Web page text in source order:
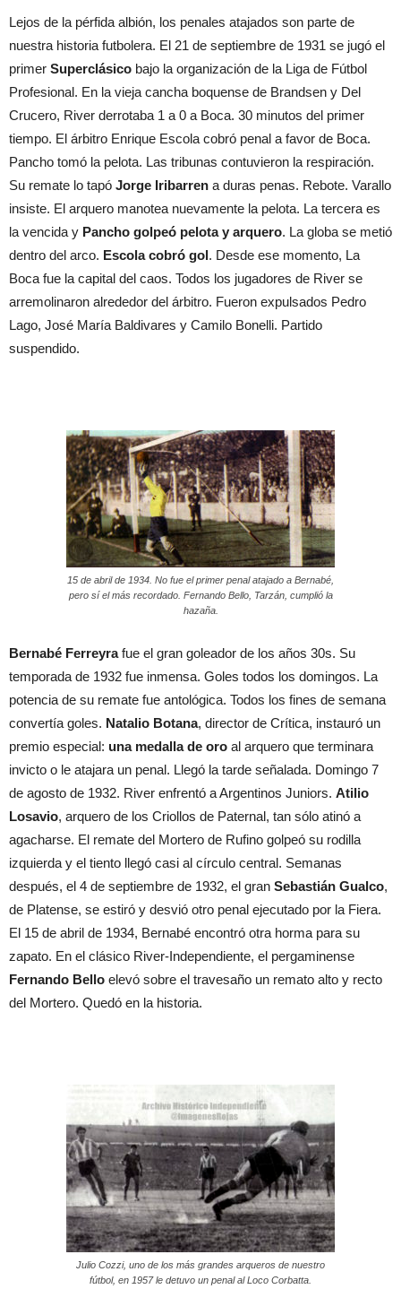
Lejos de la pérfida albión, los penales atajados son parte de
nuestra historia futbolera. El 21 de septiembre de 1931 se jugó el
primer Superclásico bajo la organización de la Liga de Fútbol
Profesional. En la vieja cancha boquense de Brandsen y Del
Crucero, River derrotaba 1 a 0 a Boca. 30 minutos del primer
tiempo. El árbitro Enrique Escola cobró penal a favor de Boca.
Pancho tomó la pelota. Las tribunas contuvieron la respiración.
Su remate lo tapó Jorge Iribarren a duras penas. Rebote. Varallo
insiste. El arquero manotea nuevamente la pelota. La tercera es
la vencida y Pancho golpeó pelota y arquero. La globa se metió
dentro del arco. Escola cobró gol. Desde ese momento, La
Boca fue la capital del caos. Todos los jugadores de River se
arremolinaron alrededor del árbitro. Fueron expulsados Pedro
Lago, José María Baldivares y Camilo Bonelli. Partido
suspendido.
15 de abril de 1934. No fue el primer penal atajado a Bernabé,
pero sí el más recordado. Fernando Bello, Tarzán, cumplió la
hazaña.
Bernabé Ferreyrafue el gran goleador de los años 30s. Su
temporada de 1932 fue inmensa. Goles todos los domingos. La
potencia de su remate fue antológica. Todos los fines de semana
convertía goles. Natalio Botana, director de Crítica, instauró un
premio especial: una medalla de oro al arquero que terminara
invicto o le atajara un penal. Llegó la tarde señalada. Domingo 7
de agosto de 1932. River enfrentó a Argentinos Juniors. Atilio
Losavio, arquero de los Criollos de Paternal, tan sólo atinó a
agacharse. El remate del Mortero de Rufino golpeó su rodilla
izquierda y el tiento llegó casi al círculo central. Semanas
después, el 4 de septiembre de 1932, el gran Sebastián Gualco,
de Platense, se estiró y desvió otro penal ejecutado por la Fiera.
El 15 de abril de 1934, Bernabé encontró otra horma para su
zapato. En el clásico River-Independiente, el pergaminense
Fernando Bello elevó sobre el travesaño un remato alto y recto
del Mortero. Quedó en la historia.
Julio Cozzi, uno de los más grandes arqueros de nuestro
fútbol, en 1957 le detuvo un penal al Loco Corbatta.